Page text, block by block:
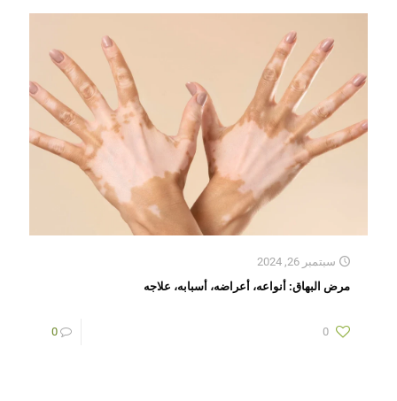
سبتمبر 26, 2024
مرض البهاق: أنواعه، أعراضه، أسبابه، علاجه
0
0